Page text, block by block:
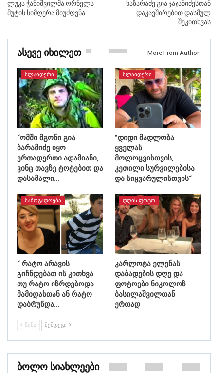
ლუკა ჭანიშვილმა ორნელა
მუტის სიმღერა მიუძღვნა
ხაზარაძე გია ჯაჯანიძესთან
დაკავშირებით დასმულ
შეკითხვას
Ასევე Იხილეთ More From Author
ᲡᲚᲐᲘᲓᲔᲠᲘ
“ომში მგონი გია
ბარამიძე იყო
ერთადერთი ადამიანი,
ვინც თავზე ტოტებით და
დასამალი…
ᲡᲚᲐᲘᲓᲔᲠᲘ
”დიდი მადლობა
ყველას
მოლოცვისთვის,
კეთილი სურვილებისა
და სიყვარულისთვის“
ᲡᲐᲖᲝᲒᲐᲓᲝᲔᲑᲐ
“ რატო არავის
გიჩნდებათ ის კითხვა
თუ რატო იზრდებოდა
მამიდასთან ან რატო
დაბრუნდა…
ᲓᲦᲘᲡ ᲤᲝᲢᲝ
კარლოტა ელენას
დაბადების დღე და
ფოტოები ნიკოლოზ
ბასილაშვილთან
ერთად
ᲬᲘᲜᲐ ᲨᲔᲛᲓᲔᲒᲘ
Ბოლო Სიახლეები